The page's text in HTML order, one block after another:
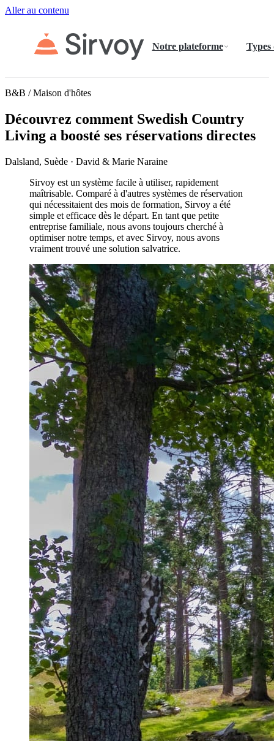
Aller au contenu
Notre plateforme Types
B&B / Maison d'hôtes
Découvrez comment Swedish Country
Living a boosté ses réservations directes
Dalsland, Suède · David & Marie Naraine
Sirvoy est un système facile à utiliser, rapidement
maîtrisable. Comparé à d'autres systèmes de réservation
qui nécessitaient des mois de formation, Sirvoy a été
simple et efficace dès le départ. En tant que petite
entreprise familiale, nous avons toujours cherché à
optimiser notre temps, et avec Sirvoy, nous avons
vraiment trouvé une solution salvatrice.